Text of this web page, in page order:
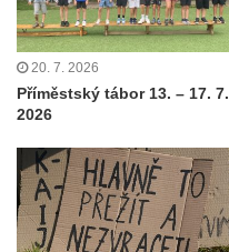
20. 7. 2026
Příměstský tábor 13. – 17. 7.
2026